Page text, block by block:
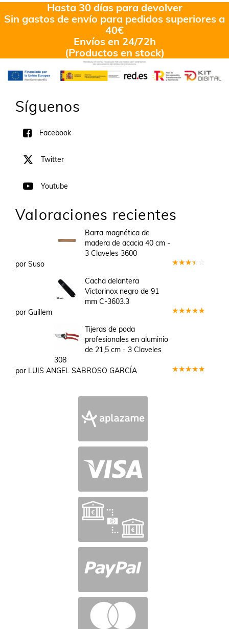
Hasta 30 días para devolver
Sin gastos de envío para pedidos superiores a
40€
Envíos en 24/72h
(Productos en stock)
Síguenos
Facebook
Twitter
Youtube
Valoraciones recientes
Barra magnética de
madera de acacia 40 cm -
3 Claveles 3600
por Suso
Cacha delantera
Victorinox negro de 91
mm C-3603.3
por Guillem
Tijeras de poda
profesionales en aluminio
de 21,5 cm - 3 Claveles
308
por LUIS ANGEL SABROSO GARCÍA